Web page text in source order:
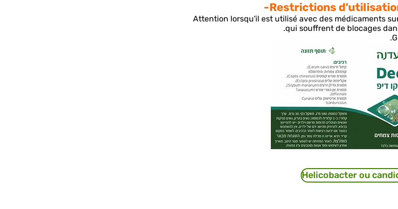
Restrictions
Attention lorsqu'il est utilisé avec des médicaments
qui souffrent de blocages
Helicobacter ou